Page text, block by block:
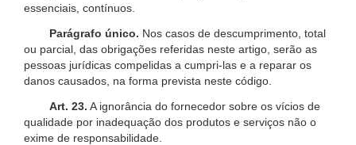
essenciais, contínuos.
Parágrafo único. Nos casos de descumprimento, total
ou parcial, das obrigações referidas neste artigo, serão as
pessoas jurídicas compelidas a cumpri-las e a reparar os
danos causados, na forma prevista neste código.
Art. 23. A ignorância do fornecedor sobre os vícios de
qualidade por inadequação dos produtos e serviços não o
exime de responsabilidade.